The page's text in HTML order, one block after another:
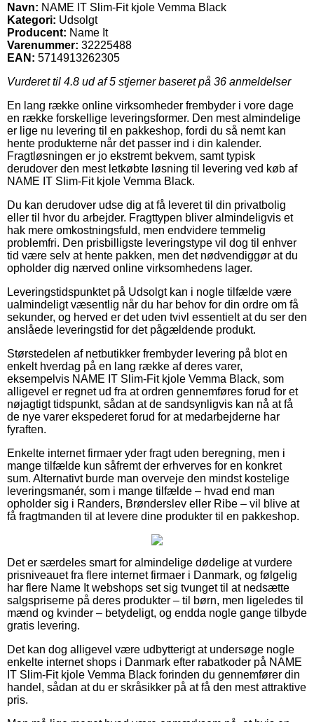
Navn: NAME IT Slim-Fit kjole Vemma Black
Kategori: Udsolgt
Producent: Name It
Varenummer: 32225488
EAN: 5714913262305
Vurderet til 4.8 ud af 5 stjerner baseret på 36 anmeldelser
En lang række online virksomheder frembyder i vore dage
en række forskellige leveringsformer. Den mest almindelige
er lige nu levering til en pakkeshop, fordi du så nemt kan
hente produkterne når det passer ind i din kalender.
Fragtløsningen er jo ekstremt bekvem, samt typisk
derudover den mest letkøbte løsning til levering ved køb af
NAME IT Slim-Fit kjole Vemma Black.
Du kan derudover udse dig at få leveret til din privatbolig
eller til hvor du arbejder. Fragttypen bliver almindeligvis et
hak mere omkostningsfuld, men endvidere temmelig
problemfri. Den prisbilligste leveringstype vil dog til enhver
tid være selv at hente pakken, men det nødvendiggør at du
opholder dig nærved online virksomhedens lager.
Leveringstidspunktet på Udsolgt kan i nogle tilfælde være
ualmindeligt væsentlig når du har behov for din ordre om få
sekunder, og herved er det uden tvivl essentielt at du ser den
anslåede leveringstid for det pågældende produkt.
Størstedelen af netbutikker frembyder levering på blot en
enkelt hverdag på en lang række af deres varer,
eksempelvis NAME IT Slim-Fit kjole Vemma Black, som
alligevel er regnet ud fra at ordren gennemføres forud for et
nøjagtigt tidspunkt, sådan at de sandsynligvis kan nå at få
de nye varer ekspederet forud for at medarbejderne har
fyraften.
Enkelte internet firmaer yder fragt uden beregning, men i
mange tilfælde kun såfremt der erhverves for en konkret
sum. Alternativt burde man overveje den mindst kostelige
leveringsmanér, som i mange tilfælde – hvad end man
opholder sig i Randers, Brønderslev eller Ribe – vil blive at
få fragtmanden til at levere dine produkter til en pakkeshop.
Det er særdeles smart for almindelige dødelige at vurdere
prisniveauet fra flere internet firmaer i Danmark, og følgelig
har flere Name It webshops set sig tvunget til at nedsætte
salgspriserne på deres produkter – til børn, men ligeledes til
mænd og kvinder – betydeligt, og endda nogle gange tilbyde
gratis levering.
Det kan dog alligevel være udbytterigt at undersøge nogle
enkelte internet shops i Danmark efter rabatkoder på NAME
IT Slim-Fit kjole Vemma Black forinden du gennemfører din
handel, sådan at du er skråsikker på at få den mest attraktive
pris.